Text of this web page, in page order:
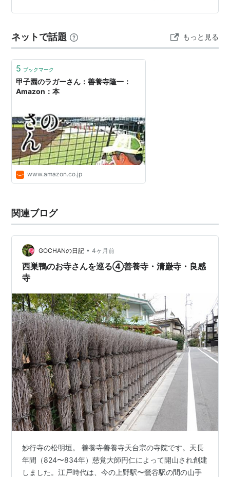
よく紹介されている「江戸三大閻魔」には、歴史の荒波
によって構成が変わった経緯があります。今回は、当時
江戸三大閻魔である「華徳院（けとくいん）」「善養寺
（ぜんようじ）」「太宗寺（たいそうじ）」の3つの寺院
にスポットを当て、その歴史や見どころを解説します！
ネットで話題 もっと見る
5 ブックマーク
甲子園のラガーさん：善養寺隆一：
Amazon：本
www.amazon.co.jp
関連ブログ
GOCHANの日記 • 4ヶ月前
西巣鴨のお寺さんを巡る④善養寺・清巌寺・良感
寺
妙行寺の松明垣。 善養寺善養寺天台宗の寺院です。天長
年間（824〜834年）慈覚大師円仁によって開山され創建
しました。江戸時代は、今の上野駅〜鶯谷駅の間の山手